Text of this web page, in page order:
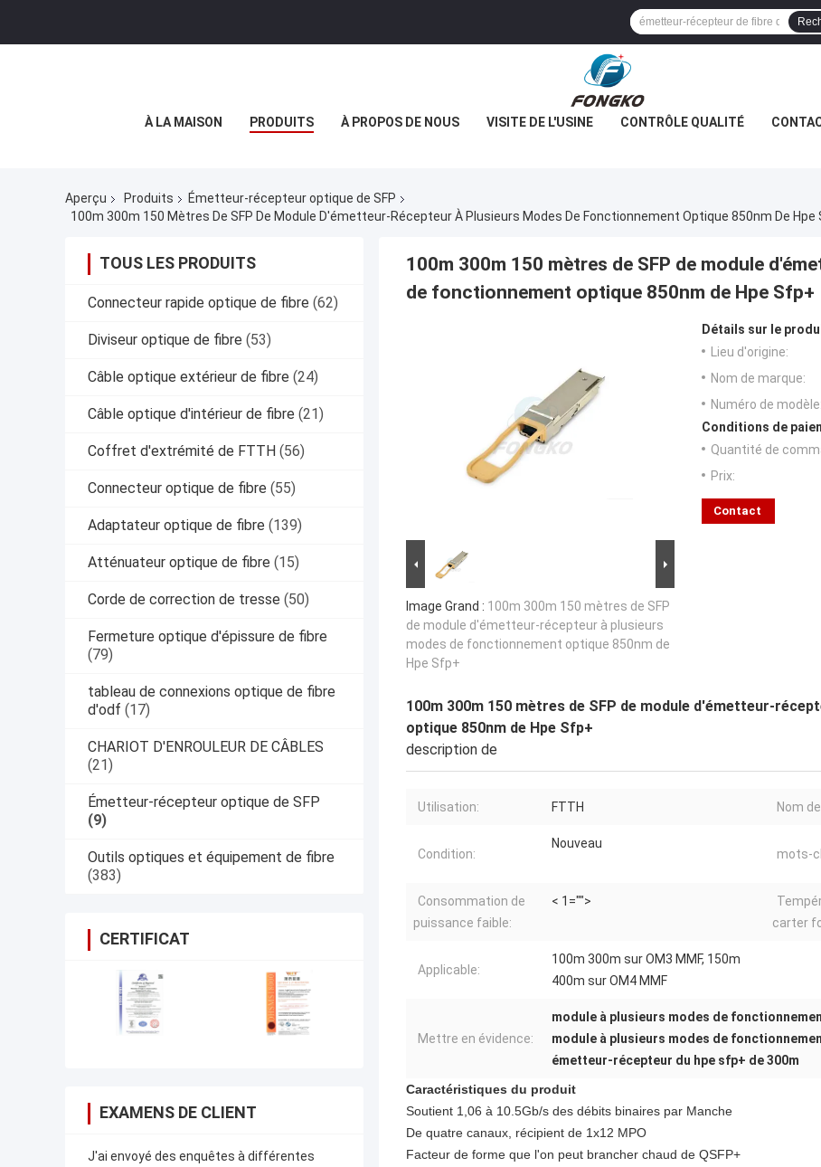
À LA MAISON PRODUITS À PROPOS DE NOUS VISITE DE L'USINE CONTRÔLE QUALITÉ
Aperçu Produits
Émetteur-récepteur optique de SFP
100m 300m 150 Mètres De SFP De Module D'émetteur-Récepteur À Plusieurs Modes De Fonctionnement Optique 850nm De Hpe
TOUS LES PRODUITS
Connecteur rapide optique de fibre (62)
Diviseur optique de fibre (53)
Câble optique extérieur de fibre (24)
Câble optique d'intérieur de fibre (21)
Coffret d'extrémité de FTTH (56)
Connecteur optique de fibre (55)
Adaptateur optique de fibre (139)
Atténuateur optique de fibre (15)
Corde de correction de tresse (50)
Fermeture optique d'épissure de fibre
(79)
tableau de connexions optique de fibre
d'odf (17)
CHARIOT D'ENROULEUR DE CÂBLES
(21)
Émetteur-récepteur optique de SFP
(9)
Outils optiques et équipement de fibre
(383)
CERTIFICAT
EXAMENS DE CLIENT
J'ai envoyé des enquêtes à différentes
100m 300m 150 mètres de SFP de module
de fonctionnement optique 850nm de Hpe Sfp+
Image Grand : 100m 300m 150 mètres de SFP
de module d'émetteur-récepteur à plusieurs
modes de fonctionnement optique 850nm de
Hpe Sfp+
Détails sur le
Lieu d'origine:
Nom de marque:
Numéro de modèle:
Conditions de
Quantité de
Prix:
Contact
100m 300m 150 mètres de SFP de module d'émetteur-
optique 850nm de Hpe Sfp+
description de
Utilisation: FTTH Nom
Condition:
Nouveau
mots-
Consommation de
puissance faible:
< 1="">
carter
Applicable:
100m 300m sur OM3 MMF, 150m
400m sur OM4 MMF
Mettre en évidence:
module à plusieurs modes de
module à plusieurs modes de
émetteur-récepteur du hpe sfp+ de 300m
Caractéristiques du produit
Soutient 1,06 à 10.5Gb/s des débits binaires par Manche
De quatre canaux, récipient de 1x12 MPO
Facteur de forme que l'on peut brancher chaud de QSFP+